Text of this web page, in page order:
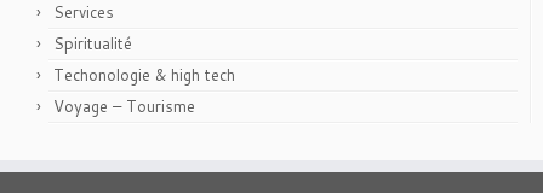
Services
Spiritualité
Techonologie & high tech
Voyage – Tourisme